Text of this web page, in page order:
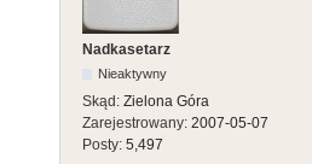
Nadkasetarz
Nieaktywny
Skąd: Zielona Góra
Zarejestrowany: 2007-05-07
Posty: 5,497